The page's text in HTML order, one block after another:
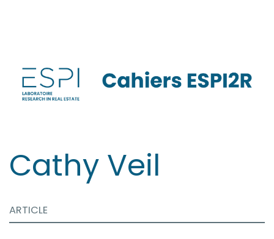
contenu
Cathy Veil
ARTICLE